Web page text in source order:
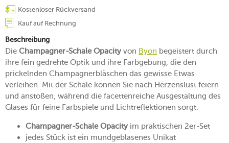
Kostenloser Rückversand
Kauf auf Rechnung
Beschreibung
Die Champagner-Schale Opacity von Byon begeistert durch
ihre fein gedrehte Optik und ihre Farbgebung, die den
prickelnden Champagnerbläschen das gewisse Etwas
verleihen. Mit der Schale können Sie nach Herzenslust feiern
und anstoßen, während die facettenreiche Ausgestaltung des
Glases für feine Farbspiele und Lichtreflektionen sorgt.
Champagner-Schale Opacity im praktischen 2er-Set
jedes Stück ist ein mundgeblasenes Unikat